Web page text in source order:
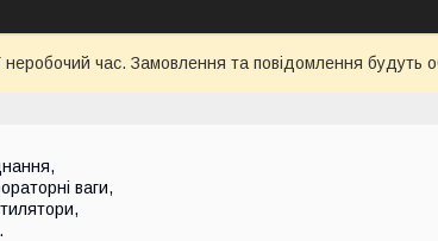
неробочий час. Замовлення та повідомлення будуть
ваги,